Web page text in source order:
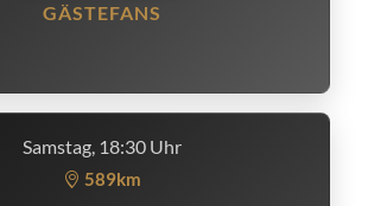
GÄSTEFANS
Samstag, 18:30 Uhr
589km